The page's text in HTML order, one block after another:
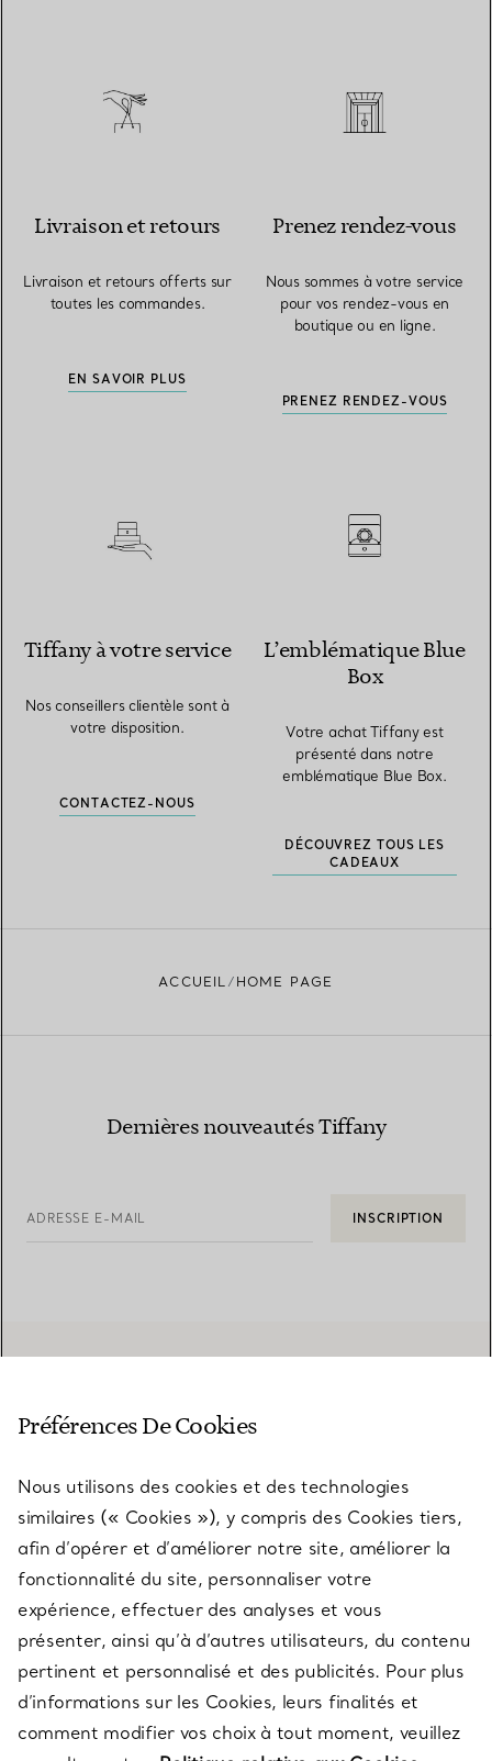
Livraison et retours
Livraison et retours offerts sur
toutes les commandes.
EN SAVOIR PLUS
Prenez rendez-vous
Nous sommes à votre service
pour vos rendez-vous en
boutique ou en ligne.
PRENEZ RENDEZ-VOUS
Tiffany à votre service
Nos conseillers clientèle sont à
votre disposition.
CONTACTEZ-NOUS
L’emblématique Blue
Box
Votre achat Tiffany est
présenté dans notre
emblématique Blue Box.
DÉCOUVREZ TOUS LES
CADEAUX
ACCUEIL HOME PAGE
Dernières nouveautés Tiffany
ADRESSE E-MAIL INSCRIPTION
SERVICE CLIENT
Préférences De Cookies
Nous utilisons des cookies et des technologies
similaires (« Cookies »), y compris des Cookies tiers,
afin d’opérer et d’améliorer notre site, améliorer la
fonctionnalité du site, personnaliser votre
expérience, effectuer des analyses et vous
présenter, ainsi qu’à d’autres utilisateurs, du contenu
pertinent et personnalisé et des publicités. Pour plus
d’informations sur les Cookies, leurs finalités et
comment modifier vos choix à tout moment, veuillez